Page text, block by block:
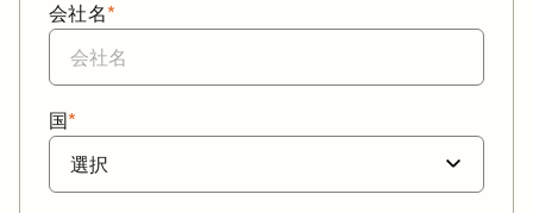
*
会社名
*
国